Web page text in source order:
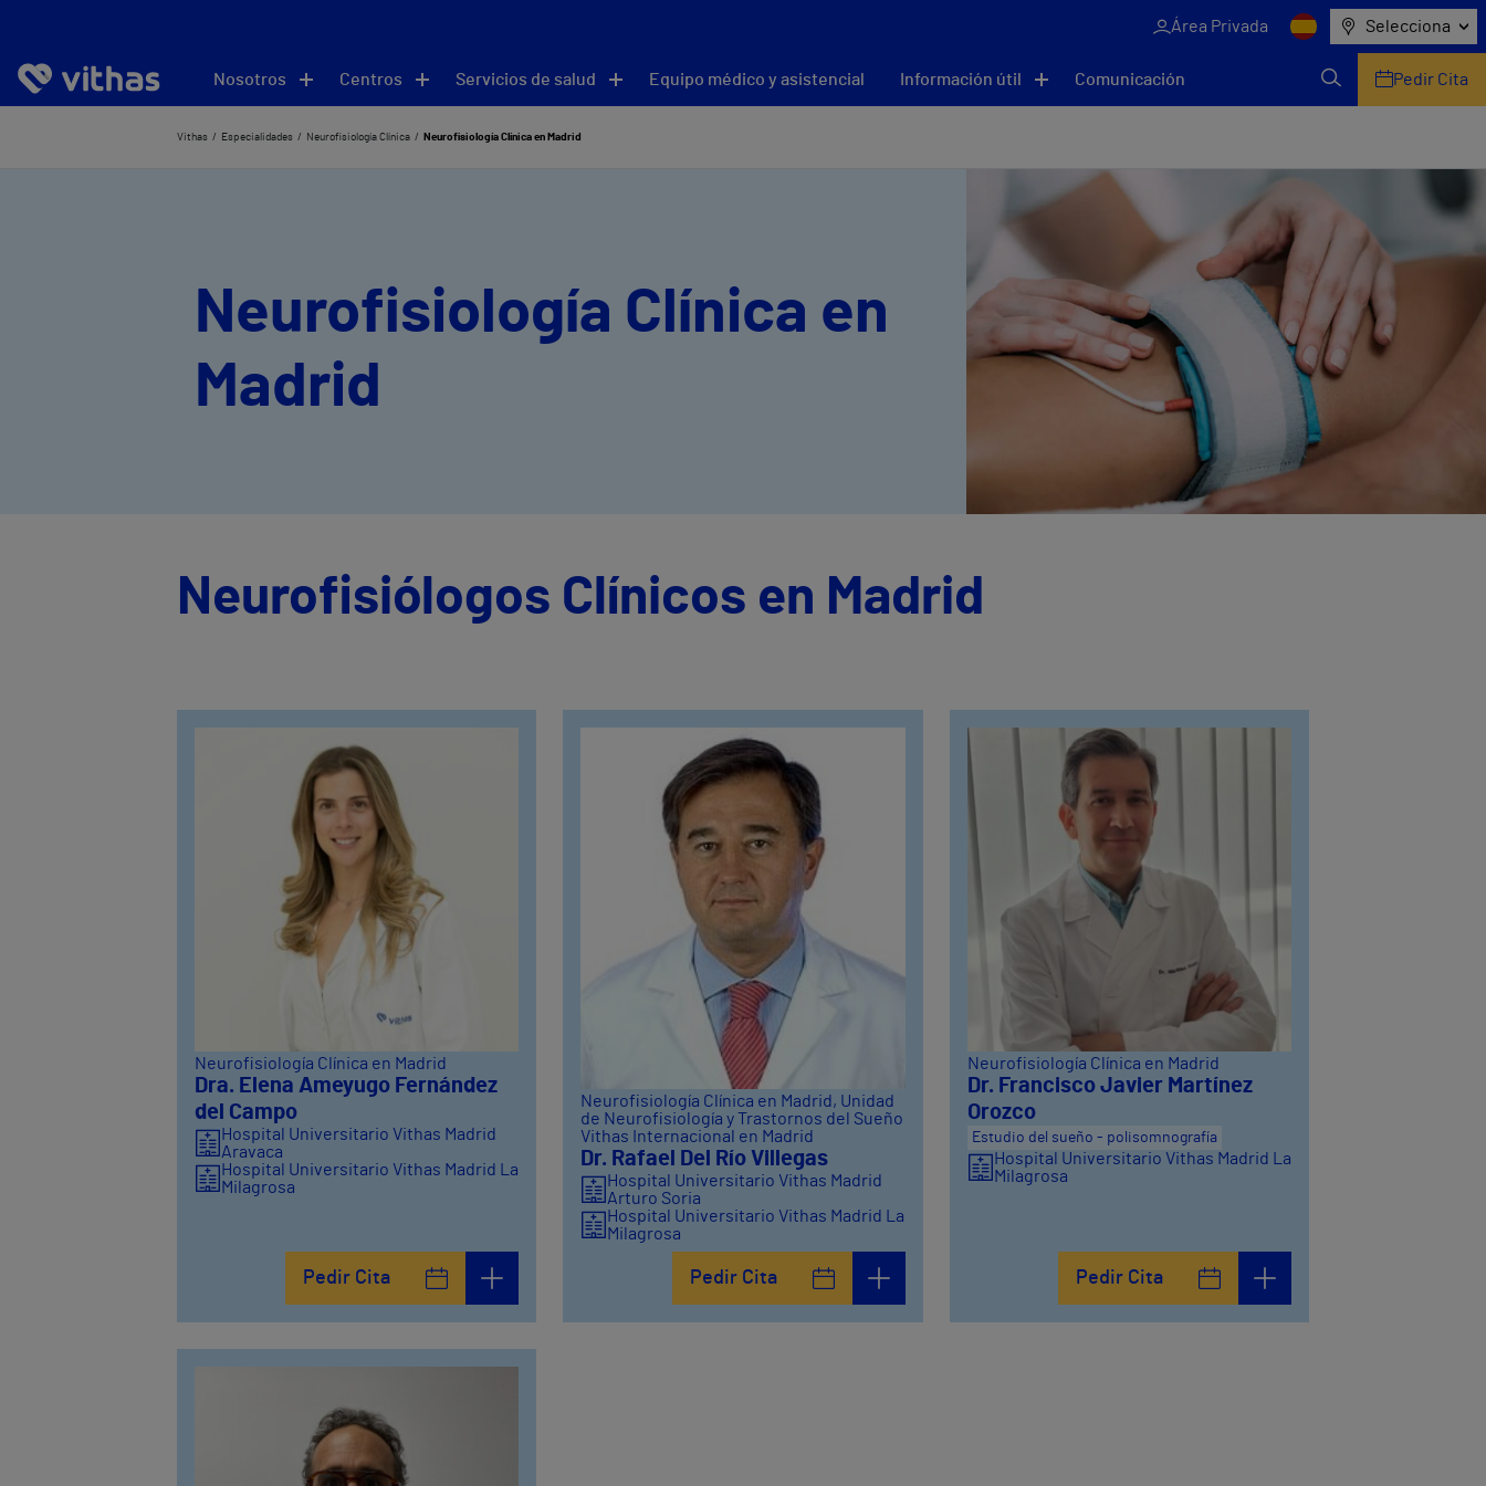
Área Privada Selecciona
Nosotros Centros Servicios de salud Equipo médico y asistencial Información útil Comunicación Pedir Cita
Vithas Especialidades Neurofisiología Clínica Neurofisiología Clínica en Madrid
Neurofisiología Clínica en
Madrid
Neurofisiólogos Clínicos en Madrid
Neurofisiología Clínica en Madrid
Dra. Elena Ameyugo Fernández
del Campo
Hospital Universitario Vithas Madrid
Aravaca
Hospital Universitario Vithas Madrid La
Milagrosa
Pedir Cita
Neurofisiología Clínica en Madrid, Unidad
de Neurofisiología y Trastornos del Sueño
Vithas Internacional en Madrid
Dr. Rafael Del Río Villegas
Hospital Universitario Vithas Madrid
Arturo Soria
Hospital Universitario Vithas Madrid La
Milagrosa
Pedir Cita
Neurofisiología Clínica en Madrid
Dr. Francisco Javier Martínez
Orozco
Estudio del sueño - polisomnografía
Hospital Universitario Vithas Madrid La
Milagrosa
Pedir Cita